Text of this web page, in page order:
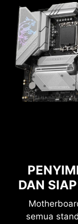
DAN
semua
VMD
Aktifkan
NVMe dari
Flash atau
beberapa
secara